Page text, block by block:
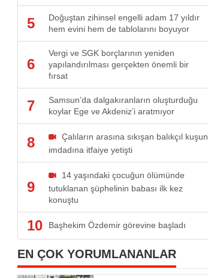
5
Doğuştan zihinsel engelli adam 17 yıldır
hem evini hem de tablolarını boyuyor
6
Vergi ve SGK borçlarının yeniden
yapılandırılması gerçekten önemli bir
fırsat
7
Samsun’da dalgakıranların oluşturduğu
koylar Ege ve Akdeniz’i aratmıyor
8
Çalıların arasına sıkışan balıkçıl kuşun
imdadına itfaiye yetişti
9
14 yaşındaki çocuğun ölümünde
tutuklanan şüphelinin babası ilk kez
konuştu
10 Başhekim Özdemir görevine başladı
EN ÇOK YORUMLANANLAR